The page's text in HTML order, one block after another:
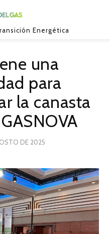
Energética
una
para
la canasta
DE 2025